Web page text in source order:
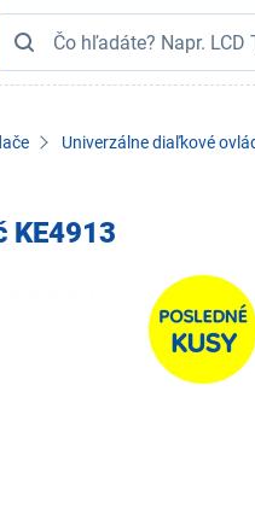
Univerzálne diaľkové
KE4913